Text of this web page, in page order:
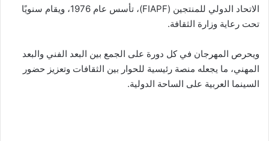
الاتحاد الدولي للمنتجين (FIAPF)، تأسس عام 1976، ويقام سنويًا
تحت رعاية وزارة الثقافة.
ويحرص المهرجان في كل دورة على الجمع بين البعد الفني والبعد
المهني، ما يجعله منصة رئيسية للحوار بين الثقافات وتعزيز حضور
السينما العربية على الساحة الدولية.